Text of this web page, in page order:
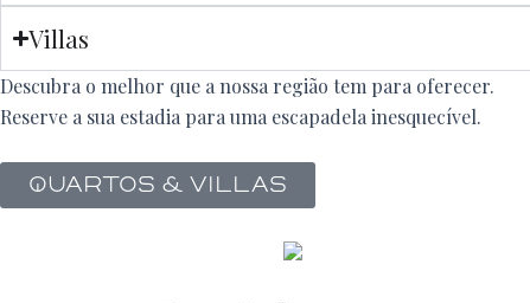
Villas
Descubra o melhor que a nossa região tem para oferecer.
Reserve a sua estadia para uma escapadela inesquecível.
Quartos & ViLLAs